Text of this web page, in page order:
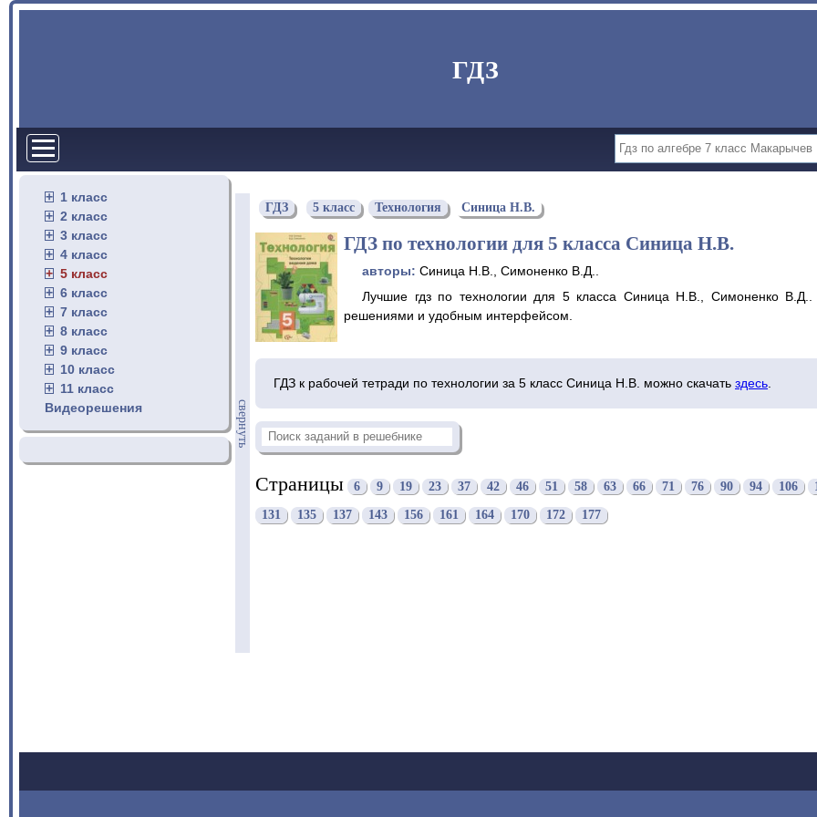
ГДЗ
1 класс
2 класс
3 класс
4 класс
5 класс
6 класс
7 класс
8 класс
9 класс
10 класс
11 класс
Видеорешения
свернуть
ГДЗ 5 класс Технология Синица Н.В.
ГДЗ по технологии для 5 класса Синица Н.В.
авторы: Синица Н.В., Симоненко В.Д..
Лучшие гдз по технологии для 5 класса Синица Н.В., Симоненко
решениями и удобным интерфейсом.
ГДЗ к рабочей тетради по технологии за 5 класс Синица Н.В. можно скачать здесь
Страницы 6 9 19 23 37 42 46 51 58 63 66 71 76 90 94 106
131 135 137 143 156 161 164 170 172 177